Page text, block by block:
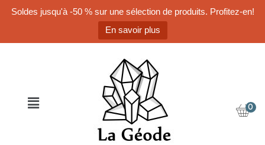
Soldes jusqu'à -50 % sur une sélection de produits. Profitez-en!
En savoir plus
0